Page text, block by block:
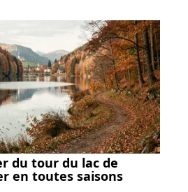
du tour du lac de
en toutes saisons